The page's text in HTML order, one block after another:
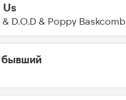
Us
& D.O.D & Poppy Baskcomb
бывший